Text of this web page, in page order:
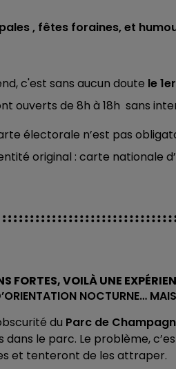
, fêtes foraines, et
c'est sans aucun doute le
ouverts de 8h à 18h sans
électorale n’est pas
original : carte nationale
FORTES, VOILÀ UNE
NOCTURNE…
du Parc de
le parc. Le problème,
et tenteront de les attraper.